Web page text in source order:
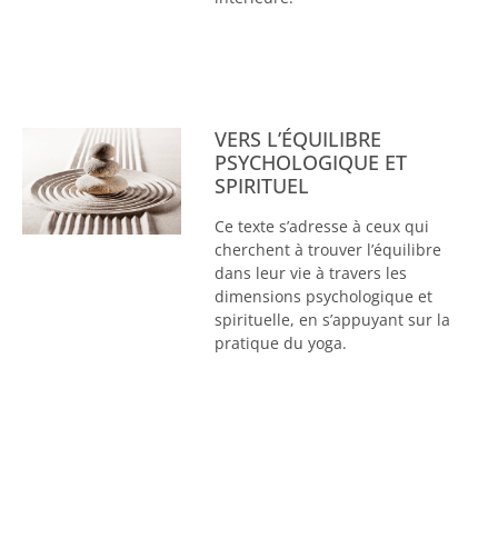
VERS L’ÉQUILIBRE
PSYCHOLOGIQUE ET
SPIRITUEL
Ce texte s’adresse à ceux qui
cherchent à trouver l’équilibre
dans leur vie à travers les
dimensions psychologique et
spirituelle, en s’appuyant sur la
pratique du yoga.